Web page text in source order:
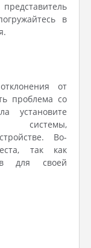
в
от
проблема со
установите
системы,
Во-
так как
для своей